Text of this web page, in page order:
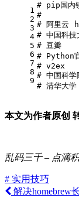
1
2
3
4
5
6
7
8
9
# pip国内
#
本文为作者原创
乱码三千 – 点滴
# 实用技巧
解决homebrew